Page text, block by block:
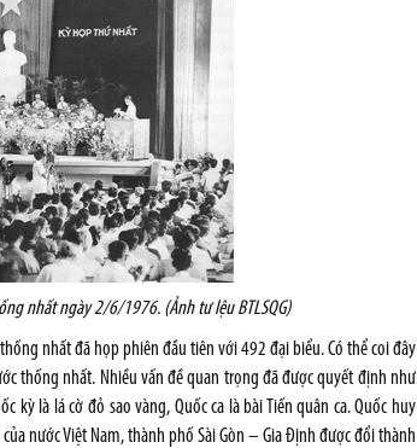
nhất ngày 2/6/1976. (Ảnh tư lệu BTLSQG)
nhất đã họp phiên đầu tiên với 492 đại biểu. Có thể coi đây
thống nhất. Nhiều vấn đề quan trọng đã được quyết định như
là lá cờ đỏ sao vàng, Quốc ca là bài Tiến quân ca. Quốc huy
nước Việt Nam, thành phố Sài Gòn – Gia Định được đổi thành